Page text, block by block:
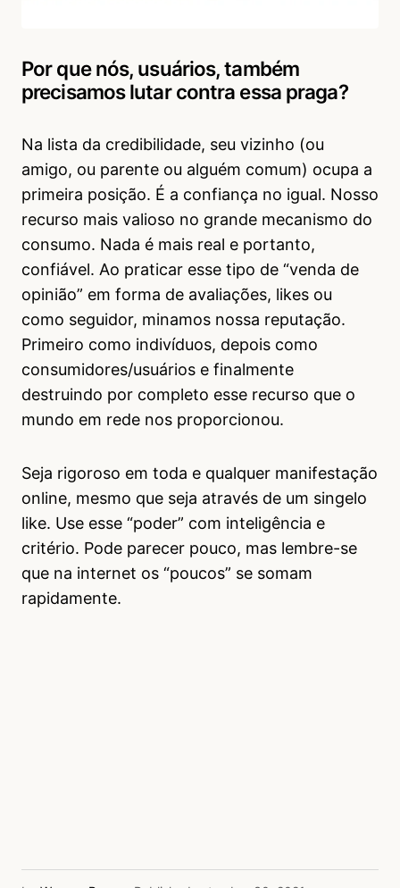
Por que nós, usuários, também
precisamos lutar contra essa praga?
Na lista da credibilidade, seu vizinho (ou
amigo, ou parente ou alguém comum) ocupa a
primeira posição. É a confiança no igual. Nosso
recurso mais valioso no grande mecanismo do
consumo. Nada é mais real e portanto,
confiável. Ao praticar esse tipo de “venda de
opinião” em forma de avaliações, likes ou
como seguidor, minamos nossa reputação.
Primeiro como indivíduos, depois como
consumidores/usuários e finalmente
destruindo por completo esse recurso que o
mundo em rede nos proporcionou.
Seja rigoroso em toda e qualquer manifestação
online, mesmo que seja através de um singelo
like. Use esse “poder” com inteligência e
critério. Pode parecer pouco, mas lembre-se
que na internet os “poucos” se somam
rapidamente.